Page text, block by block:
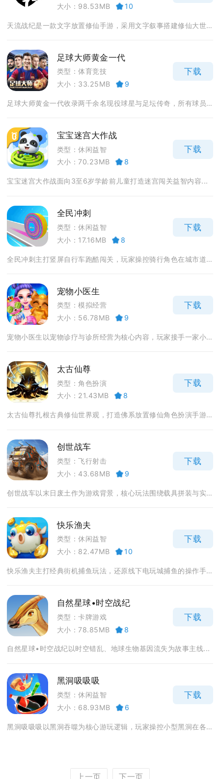
大小：98.53MB
10
天流战纪是一款文字放置修仙手游，采用文字叙事搭建修仙大世...
足球大师黄金一代
类型：体育竞技
大小：33.25MB
9
下载
足球大师黄金一代收录两千余名现役球星与足坛传奇，所有球员...
宝宝迷宫大作战
类型：休闲益智
大小：70.23MB
8
下载
宝宝迷宫大作战面向3至6岁学龄前儿童打造迷宫闯关益智内容...
全民冲刺
类型：休闲益智
大小：17.16MB
8
下载
全民冲刺主打竖屏自行车跑酷闯关，玩家操控骑行角色在城市道...
宠物小医生
类型：模拟经营
大小：56.78MB
9
下载
宠物小医生以宠物诊疗与诊所经营为核心内容，玩家接手一家小...
太古仙尊
类型：角色扮演
大小：21.43MB
8
下载
太古仙尊扎根古典修仙世界观，打造佛系放置修仙角色扮演手游...
创世战车
类型：飞行射击
大小：43.68MB
9
下载
创世战车以末日废土作为游戏背景，核心玩法围绕载具拼装与实...
快乐渔夫
类型：休闲益智
大小：82.47MB
10
下载
快乐渔夫主打经典街机捕鱼玩法，还原线下电玩城捕鱼的操作手...
自然星球•时空战纪
类型：卡牌游戏
大小：78.85MB
8
下载
自然星球•时空战纪以时空错乱、地球生物基因流失为故事主线...
黑洞吸吸吸
类型：休闲益智
大小：68.93MB
6
下载
黑洞吸吸吸以黑洞吞噬为核心游玩逻辑，玩家操控小型黑洞在各...
上一页 下一页